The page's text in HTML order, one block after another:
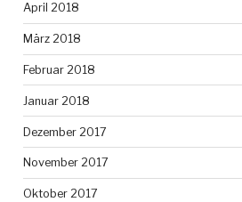
April 2018
März 2018
Februar 2018
Januar 2018
Dezember 2017
November 2017
Oktober 2017